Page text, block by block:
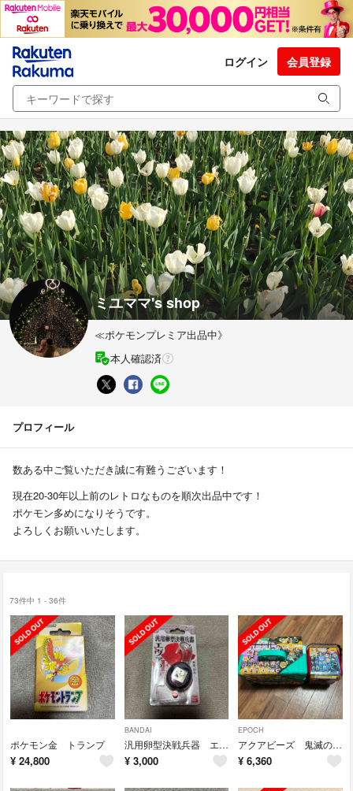
ログイン 会員登録
ミユママ's shop
≪ポケモンプレミア出品中》
本人確認済
プロフィール
数ある中ご覧いただき誠に有難うございます！
現在20-30年以上前のレトロなものを順次出品中です！
ポケモン多めになりそうです。
よろしくお願いいたします。
73件中 1 - 36件
ポケモン金 トランプ
¥ 24,800
BANDAI
汎用卵型決戦兵器 エヴァっち カヲルモデル
¥ 3,000
EPOCH
アクアビーズ 鬼滅の刃 全集中！ＤＸトランク&バケツセット
¥ 6,360